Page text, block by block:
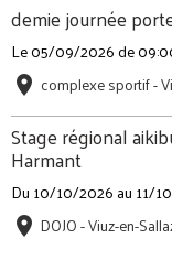
demie journée
Le 05/09/2026de
complexe sportif -
Stage régional
Harmant
Du 10/10/2026 au 11/
DOJO - Viuz-en-